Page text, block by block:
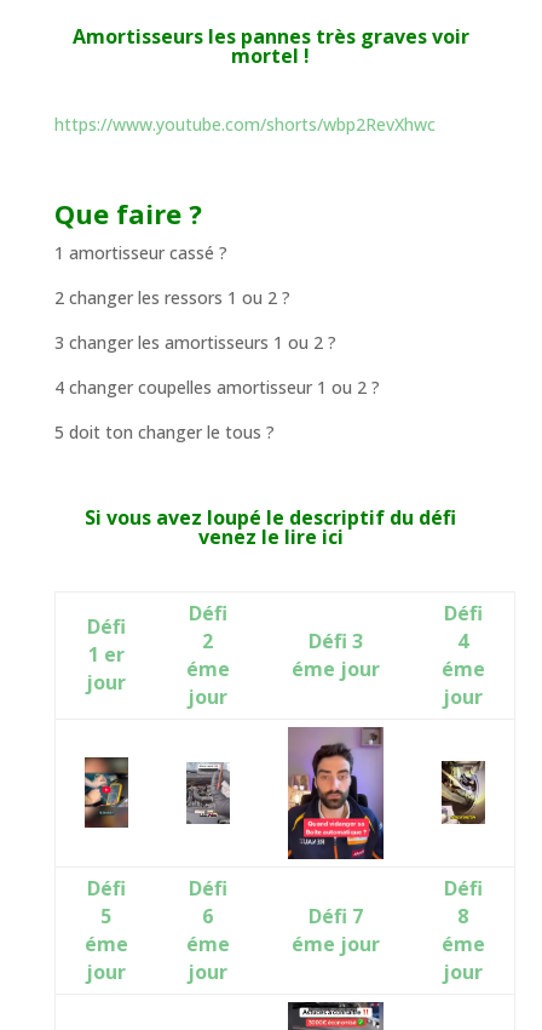
Amortisseurs les pannes très graves voir
mortel !
https://www.youtube.com/shorts/wbp2RevXhwc
Que faire ?
1 amortisseur cassé ?
2 changer les ressors 1 ou 2 ?
3 changer les amortisseurs 1 ou 2 ?
4 changer coupelles amortisseur 1 ou 2 ?
5 doit ton changer le tous ?
Si vous avez loupé le descriptif du défi
venez le lire ici
Défi
1 er
jour
Défi
2
éme
jour
Défi 3
éme jour
Défi
4
éme
jour
Défi
5
éme
jour
Défi
6
éme
jour
Défi 7
éme jour
Défi
8
éme
jour